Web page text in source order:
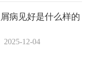
病见好是什么样的
2025-12-04